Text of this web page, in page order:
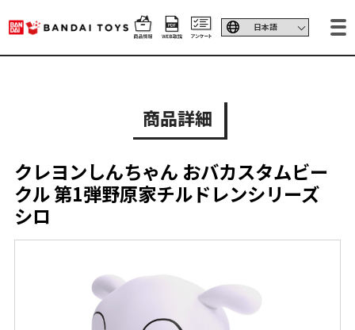
商品詳細
クレヨンしんちゃん おバカスタムビー
クル 第1弾野原家チルドレンシリーズ
シロ